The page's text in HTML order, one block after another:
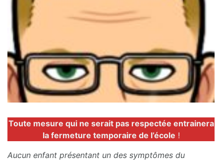
Toute mesure qui ne serait pas respectée entrainera
la fermeture temporaire de l’école !
Aucun enfant présentant un des symptômes du